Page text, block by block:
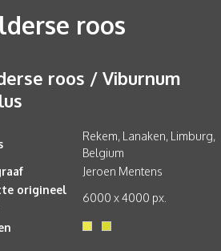
roos
roos / Viburnum
Rekem, Lanaken, Limburg,
Belgium
Jeroen Mentens
origineel
6000 x 4000 px.